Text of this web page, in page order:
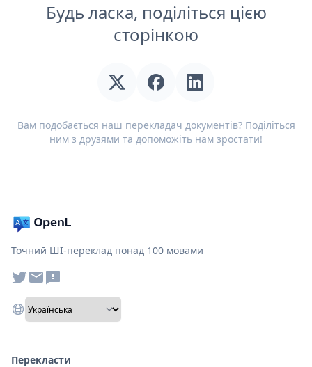
Будь ласка, поділіться цією
сторінкою
Вам подобається наш перекладач документів? Поділіться
ним з друзями та допоможіть нам зростати!
Точний ШІ-переклад понад 100 мовами
Перекласти